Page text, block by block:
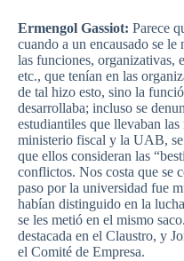
Ermengol Gassiot: Parece
cuando a un encausado se
las funciones, organizativas,
etc., que tenían en las
de tal hizo esto, sino la
desarrollaba; incluso se
estudiantiles que llevaban
ministerio fiscal y la UAB,
que ellos consideran las
conflictos. Nos costa que se
paso por la universidad fue
habían distinguido en la
se les metió en el mismo
destacada en el Claustro, y
el Comité de Empresa.